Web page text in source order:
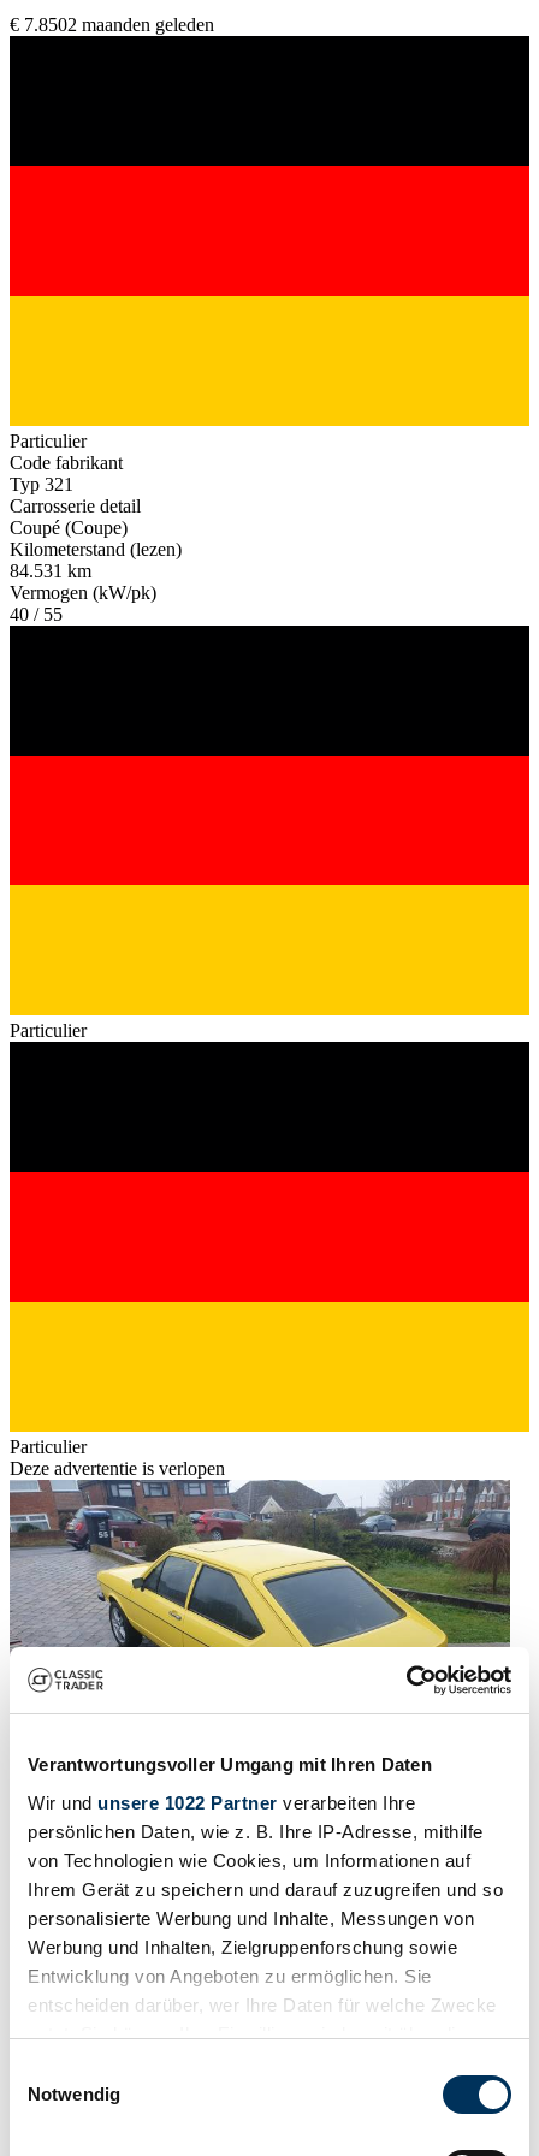
Verantwortungsvoller Umgang mit Ihren Daten
Wir und unsere 1022 Partner verarbeiten Ihre
persönlichen Daten, wie z. B. Ihre IP-Adresse, mithilfe
von Technologien wie Cookies, um Informationen auf
Ihrem Gerät zu speichern und darauf zuzugreifen und so
personalisierte Werbung und Inhalte, Messungen von
Werbung und Inhalten, Zielgruppenforschung sowie
Entwicklung von Angeboten zu ermöglichen. Sie
entscheiden darüber, wer Ihre Daten für welche Zwecke
nutzt. Sie können Ihre Einwilligung jederzeit über die
Trigger Symbol ändern oder widerrufen
Notwendig
€ 7.8502 maanden geleden
Particulier
Code fabrikant
Typ 321
Carrosserie detail
Coupé (Coupe)
Kilometerstand (lezen)
84.531 km
Vermogen (kW/pk)
40 / 55
Particulier
Particulier
Deze advertentie is verlopen
Rapport
1978 | Volkswagen Passat 1.3
Volkswagen passat B1, 3 door
€ 6.4073 jaar geleden